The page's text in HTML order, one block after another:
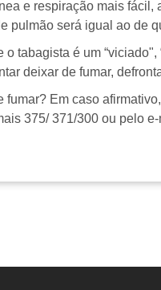
e respiração mais
pulmão será igual ao de
o tabagista é um
deixar de fumar,
fumar? Em caso
375/ 371/300 ou pelo